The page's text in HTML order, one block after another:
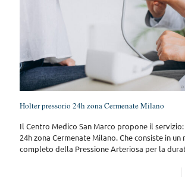
Holter pressorio 24h zona Cermenate Milano
Il Centro Medico San Marco propone il
24h zona Cermenate Milano. Che consiste in
completo della Pressione Arteriosa per la